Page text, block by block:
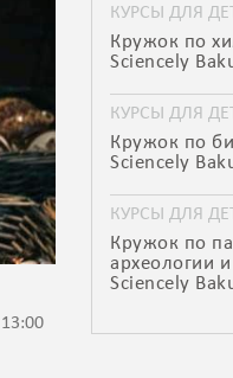
КУРСЫ ДЛЯ
Кружок по
Sciencely
КУРСЫ ДЛЯ
Кружок по
Sciencely
КУРСЫ ДЛЯ
Кружок по
археологии
Sciencely